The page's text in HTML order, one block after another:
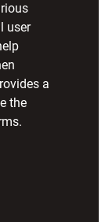
user
a
the